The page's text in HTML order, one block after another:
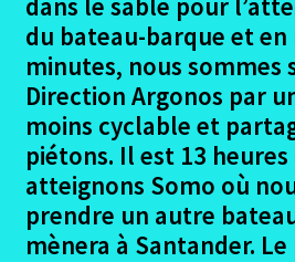
Grandas de Salime – Lugo
Lugo – Pedrouzo
Pedrouzo – Santiago
Derniers jours à Santiago
du bateau-barque et en
minutes, nous sommes
Direction Argonos par
moins cyclable et
piétons. Il est 13
atteignons Somo où
prendre un autre
mènera à Santander.